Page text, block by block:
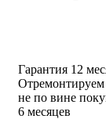
Гарантия 12
не по вине
6 месяцев